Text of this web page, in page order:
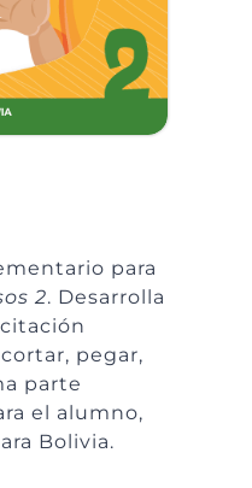
para
2. Desarrolla
pegar,
parte
el alumno,
Bolivia.